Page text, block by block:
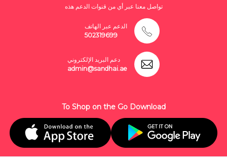
تواصل معنا عبر أي من قنوات الدعم هذه
الدعم عبر الهاتف
502319699
دعم البريد الإلكتروني
admin@sandhai.ae
To Shop on the Go Download